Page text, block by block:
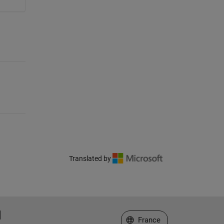
Translated by
Sélectionner un site web
France